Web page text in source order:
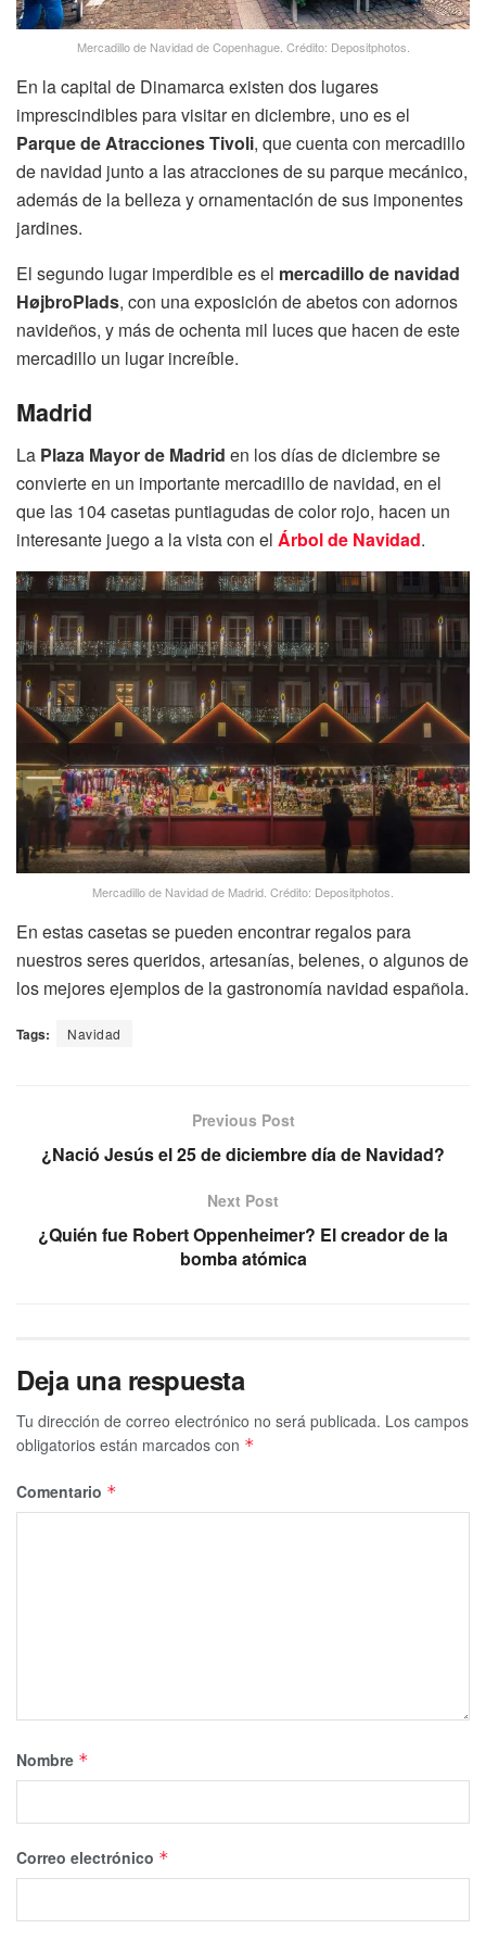
Mercadillo de Navidad de Copenhague. Crédito: Depositphotos.
En la capital de Dinamarca existen dos lugares
imprescindibles para visitar en diciembre, uno es el
Parque de Atracciones Tivoli, que cuenta con mercadillo
de navidad junto a las atracciones de su parque mecánico,
además de la belleza y ornamentación de sus imponentes
jardines.
El segundo lugar imperdible es el mercadillo de navidad
HøjbroPlads, con una exposición de abetos con adornos
navideños, y más de ochenta mil luces que hacen de este
mercadillo un lugar increíble.
Madrid
La Plaza Mayor de Madrid en los días de diciembre se
convierte en un importante mercadillo de navidad, en el
que las 104 casetas puntiagudas de color rojo, hacen un
interesante juego a la vista con el Árbol de Navidad.
Mercadillo de Navidad de Madrid. Crédito: Depositphotos.
En estas casetas se pueden encontrar regalos para
nuestros seres queridos, artesanías, belenes, o algunos de
los mejores ejemplos de la gastronomía navidad española.
Tags: Navidad
Previous Post
¿Nació Jesús el 25 de diciembre día de Navidad?
Next Post
¿Quién fue Robert Oppenheimer? El creador de la
bomba atómica
Deja una respuesta
Tu dirección de correo electrónico no será publicada. Los campos
obligatorios están marcados con *
Comentario *
Nombre *
Correo electrónico *